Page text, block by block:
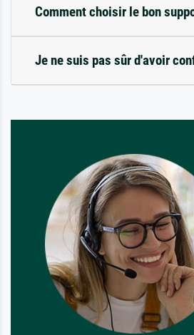
Comment choisir le bon
Je ne suis pas sûr d'avoir